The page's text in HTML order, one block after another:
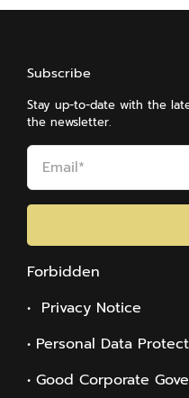
Subscribe
Stay up-to-date with the
the newsletter.
Forbidden
• Privacy Notice
• Personal Data
• Good Corporate